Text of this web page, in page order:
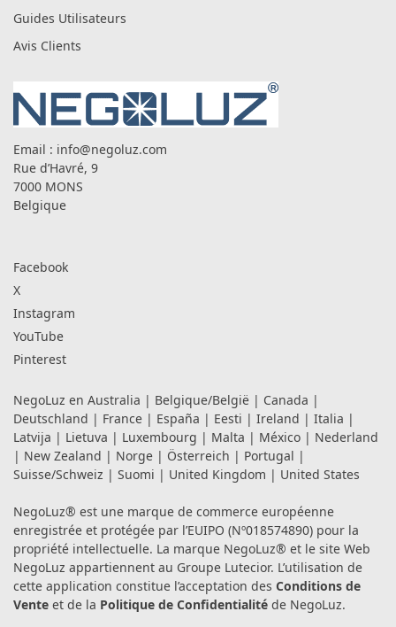
Guides Utilisateurs
Avis Clients
Email : info@negoluz.com
Rue d’Havré, 9
7000 MONS
Belgique
Facebook
X
Instagram
YouTube
Pinterest
NegoLuz en Australia | Belgique/België | Canada |
Deutschland | France | España | Eesti | Ireland | Italia |
Latvija | Lietuva | Luxembourg | Malta | México | Nederland
| New Zealand | Norge | Österreich | Portugal |
Suisse/Schweiz | Suomi | United Kingdom | United States
NegoLuz® est une marque de commerce européenne
enregistrée et protégée par l’EUIPO (Nº018574890) pour la
propriété intellectuelle. La marque NegoLuz® et le site Web
NegoLuz appartiennent au Groupe Lutecior. L’utilisation de
cette application constitue l’acceptation des Conditions de
Vente et de la Politique de Confidentialité de NegoLuz.